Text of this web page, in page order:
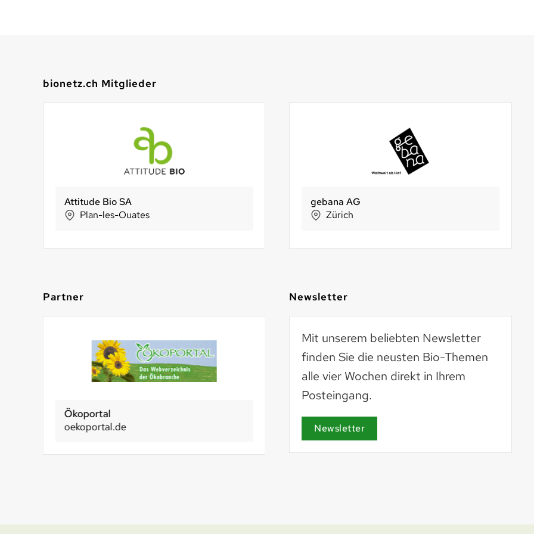
bionetz.ch Mitglieder
Murimoos werken und wohnen
Muri
Delinat AG
Sankt Gallen
gebana AG
Zürich
FiBL
Frick
Biofarm Genossenschaft
Huttwil
Alternative Bank Schweiz
Partner
Ökoportal
oekoportal.de
Basel 2030
basel2030.ch
Newsletter
Mit unserem beliebten Newsletter
finden Sie die neusten Bio-Themen
alle vier Wochen direkt in Ihrem
Posteingang.
Newsletter